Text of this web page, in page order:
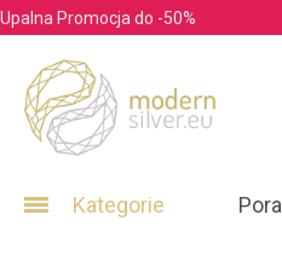
Upalna Promocja do -50%
Kategorie